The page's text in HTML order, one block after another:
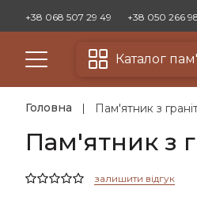
+38 068 507 29 49 +38 050 266
Каталог
Головна Пам'ятник з
Пам'ятник з
залишити відгук